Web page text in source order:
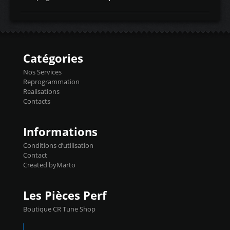
d'admissiontemp ex. pour atmo -30- 80°C
temperaturetemperature ldr moteurtemp
Injecteurs + Flashpro 1370€ TTC Le
précise et performante. Vous pourrez
basculer de la carto sans plomb à Ethanol à
l'aide du flashpro OPTION ECONOMIQUES
Reprog SP 98 sur le calculateur d'origine
450€ TTC Un gain d'environ 10cv et 15nm
Catégories
Nos Services
Reprogrammation
Realisations
Contacts
Informations
Conditions d’utilisation
Contact
Created byMarto
Les Pièces Perf
Boutique CR Tune Shop